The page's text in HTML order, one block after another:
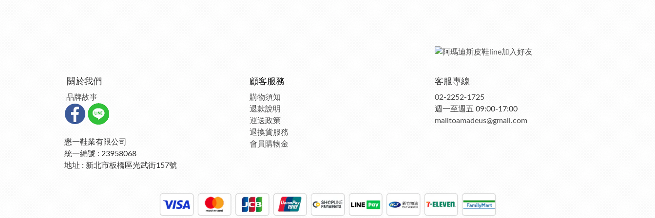
關於我們
品牌故事
懋一鞋業有限公司
統一編號 : 23958068
地址 : 新北市板橋區光武街157號
顧客服務
購物須知
退款說明
運送政策
退換貨服務
會員購物金
客服專線
02-2252-1725
週一至週五 09:00-17:00
mailtoamadeus@gmail.com